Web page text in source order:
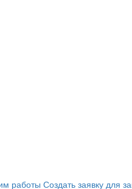
работы Создать заявку для